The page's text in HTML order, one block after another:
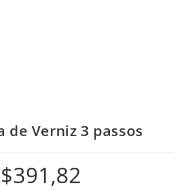
de Verniz 3 passos
391,82